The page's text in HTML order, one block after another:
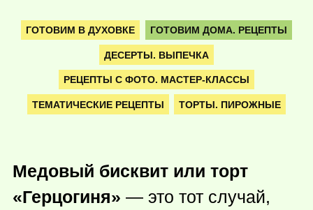
ГОТОВИМ В ДУХОВКЕ ГОТОВИМ ДОМА. РЕЦЕПТЫ
ДЕСЕРТЫ. ВЫПЕЧКА
РЕЦЕПТЫ С ФОТО. МАСТЕР-КЛАССЫ
ТЕМАТИЧЕСКИЕ РЕЦЕПТЫ ТОРТЫ. ПИРОЖНЫЕ
Медовый бисквит или торт
«Герцогиня» — это тот случай,